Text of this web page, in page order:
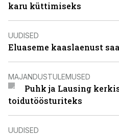
karu küttimiseks
UUDISED
Eluaseme kaaslaenust
MAJANDUSTULEMUSED
Puhk ja Lausing
toidutöösturiteks
UUDISED